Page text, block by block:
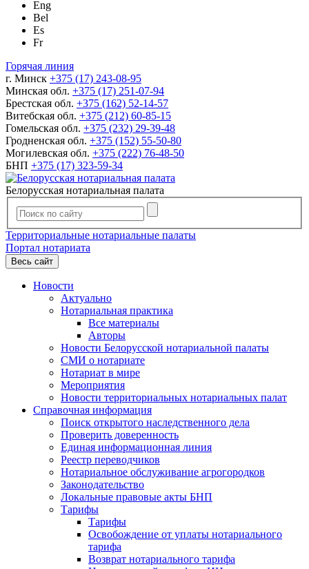
Eng
Bel
Es
Fr
Горячая линия
г. Минск +375 (17) 243-08-95
Минская обл. +375 (17) 251-07-94
Брестская обл. +375 (162) 52-14-57
Витебская обл. +375 (212) 60-85-15
Гомельская обл. +375 (232) 29-39-48
Гродненская обл. +375 (152) 55-50-80
Могилевская обл. +375 (222) 76-48-50
БНП +375 (17) 323-59-34
Белорусская нотариальная палата
Территориальные нотариальные палаты
Портал нотариата
Весь сайт
Новости
Актуально
Нотариальная практика
Все материалы
Авторы
Новости Белорусской нотариальной палаты
СМИ о нотариате
Нотариат в мире
Мероприятия
Новости территориальных нотариальных палат
Справочная информация
Поиск открытого наследственного дела
Проверить доверенность
Единая информационная линия
Реестр переводчиков
Нотариальное обслуживание агрогородков
Законодательство
Локальные правовые акты БНП
Тарифы
Тарифы
Освобождение от уплаты нотариального
тарифа
Возврат нотариального тарифа